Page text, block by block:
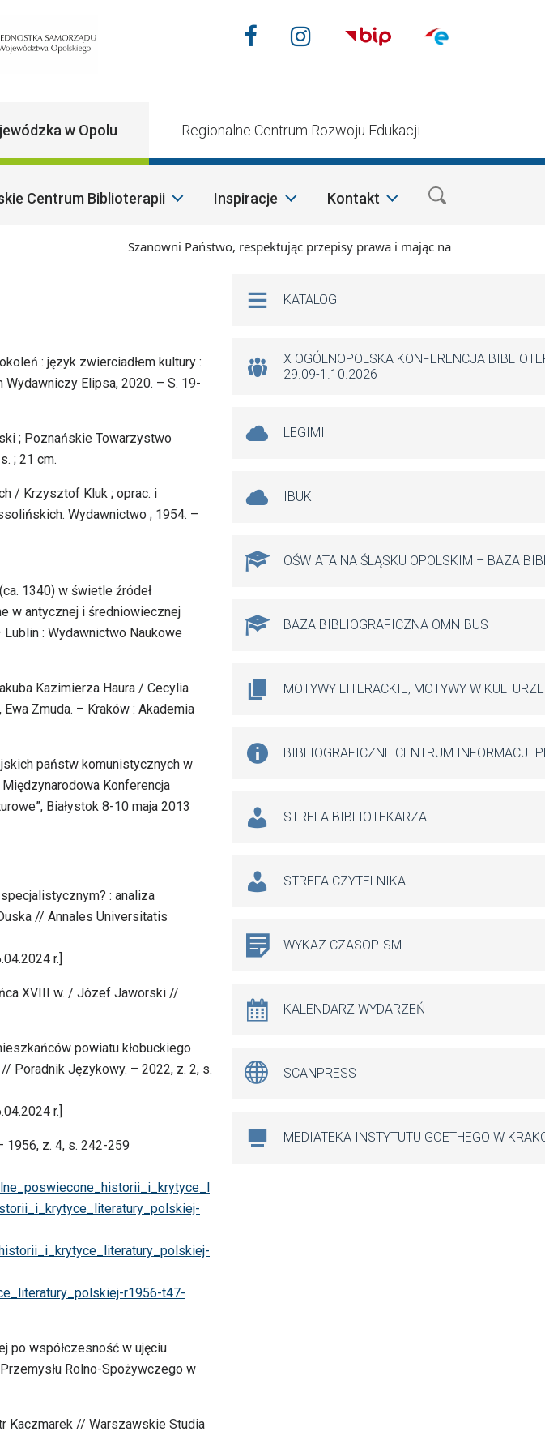
Main Navigation
Nasze media
FacebookInstagram
w Opolu Regionalne Centrum Rozwoju Edukacji
Centrum Biblioterapii Inspiracje Kontakt
Szanowni Państwo, respektując przepisy prawa i mając na względzie
: język zwierciadłem kultury :
Elipsa, 2020. – S. 19-
; Poznańskie Towarzystwo
; 21 cm.
/ Krzysztof Kluk ; oprac. i
Wydawnictwo ; 1954. –
1340) w świetle źródeł
w antycznej i średniowiecznej
: Wydawnictwo Naukowe
Kazimierza Haura / Cecylia
Zmuda. – Kraków : Akademia
państw komunistycznych w
Konferencja
Białystok 8-10 maja 2013
: analiza
// Annales Universitatis
r.]
XVIII w. / Józef Jaworski //
powiatu kłobuckiego
Poradnik Językowy. – 2022, z. 2, s.
r.]
1956, z. 4, s. 242-259
r1956-t47-
po współczesność w ujęciu
Rolno-Spożywczego w
Kaczmarek // Warszawskie Studia
Na skróty
KATALOG
X OGÓLNOPOLSKA KONFERENCJA
29.09-1.10.2026
LEGIMI
IBUK
OŚWIATA NA ŚLĄSKU OPOLSKIM – BAZA
BAZA BIBLIOGRAFICZNA OMNIBUS
MOTYWY LITERACKIE, MOTYWY W KULTURZE
BIBLIOGRAFICZNE CENTRUM INFORMACJI
STREFA BIBLIOTEKARZA
STREFA CZYTELNIKA
WYKAZ CZASOPISM
KALENDARZ WYDARZEŃ
SCANPRESS
MEDIATEKA INSTYTUTU GOETHEGO W